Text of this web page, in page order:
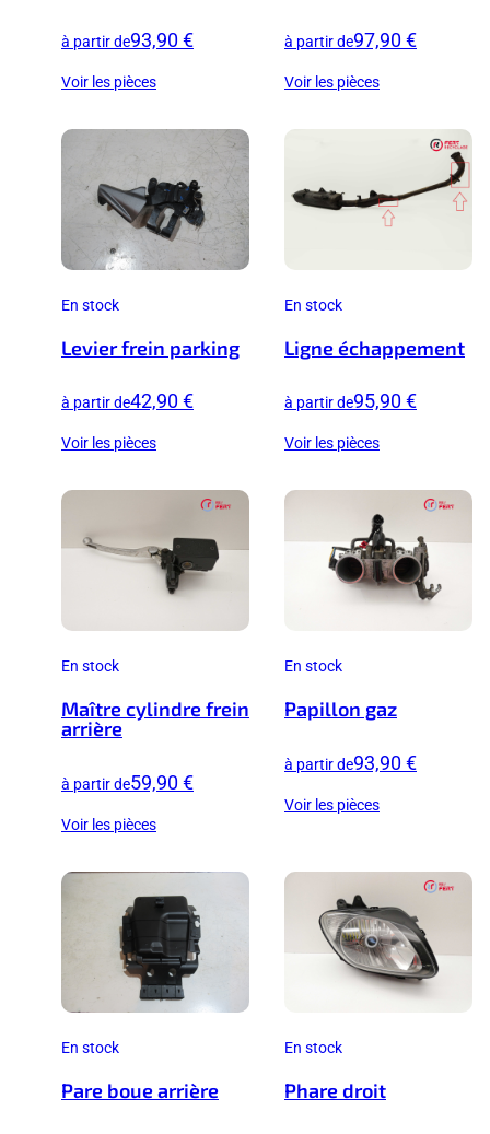
à partir de93,90 €
Voir les pièces
à partir de97,90 €
Voir les pièces
En stock
Levier frein parking
à partir de42,90 €
Voir les pièces
En stock
Ligne échappement
à partir de95,90 €
Voir les pièces
En stock
Maître cylindre frein
arrière
à partir de59,90 €
Voir les pièces
En stock
Papillon gaz
à partir de93,90 €
Voir les pièces
En stock
Pare boue arrière
En stock
Phare droit